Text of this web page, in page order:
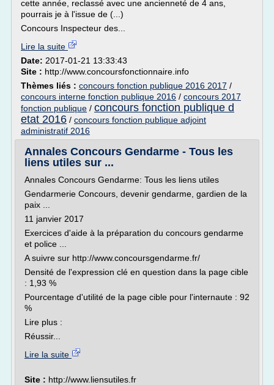
cette année, reclassé avec une ancienneté de 4 ans,
pourrais je à l'issue de (...)
Concours Inspecteur des...
Lire la suite
Date: 2017-01-21 13:33:43
Site : http://www.concoursfonctionnaire.info
Thèmes liés : concours fonction publique 2016 2017 /
concours interne fonction publique 2016 / concours 2017
fonction publique / concours fonction publique d
etat 2016 / concours fonction publique adjoint
administratif 2016
Annales Concours Gendarme - Tous les
liens utiles sur ...
Annales Concours Gendarme: Tous les liens utiles
Gendarmerie Concours, devenir gendarme, gardien de la
paix ...
11 janvier 2017
Exercices d'aide à la préparation du concours gendarme
et police ...
A suivre sur http://www.concoursgendarme.fr/
Densité de l'expression clé en question dans la page cible
: 1,93 %
Pourcentage d'utilité de la page cible pour l'internaute : 92
%
Lire plus :
Réussir...
Lire la suite
Site : http://www.liensutiles.fr